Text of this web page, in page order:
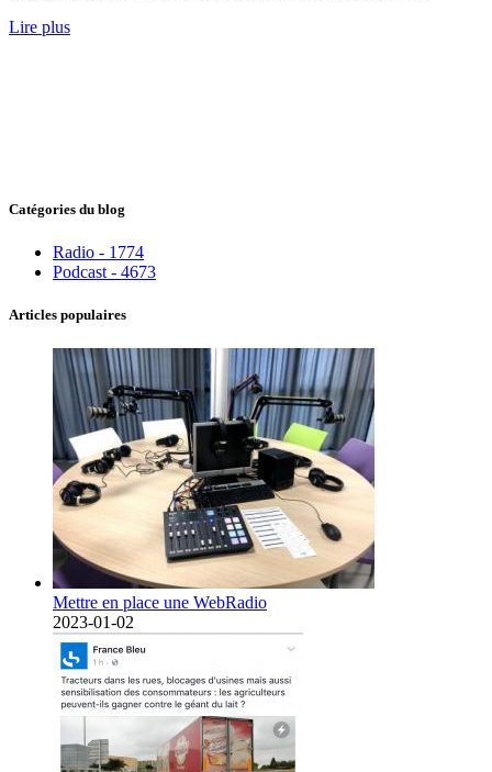
Lire plus
Catégories du blog
Radio - 1774
Podcast - 4673
Articles populaires
Mettre en place une WebRadio
2023-01-02